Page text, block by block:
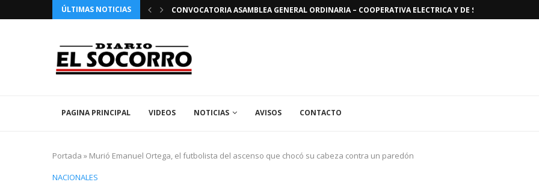
ÚLTIMAS NOTICIAS
PATRONALES 2026 EN EL SOCORRO CONVOCATORIA ASAMBLEA GENERAL ORDINARIA – COOPERATIVA ELECTRICA Y DE SERVICIOS
PAGINA PRINCIPAL VIDEOS NOTICIAS AVISOS CONTACTO
Portada » Murió Emanuel Ortega, el futbolista del ascenso que chocó su cabeza contra un paredón
NACIONALES